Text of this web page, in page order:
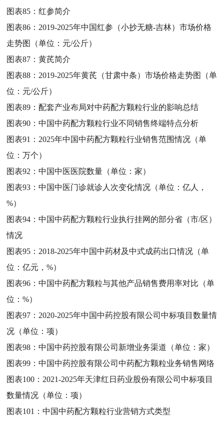
图表85：红参简介
图表86： 2019-2025年中国红参（小抄无糖-吉林）市场价格
走势图（单位：元/公斤）
图表87：黄芪简介
图表88： 2019-2025年黄芪（甘肃中条）市场价格走势图（单
位：元/公斤）
图表89：配套产业布局对中药配方颗粒行业的影响总结
图表90：中国中药配方颗粒行业不同销售终端特点分析
图表91： 2025年中国中药配方颗粒行业销售范围情况（单
位：万个）
图表92：中国中医医院数量（单位：家）
图表93：中国中医门诊就诊人次变化情况（单位：亿人，
%）
图表94：中国中药配方颗粒行业执行挂网的部分省（市/区）
情况
图表95： 2018-2025年中国中药材及中式成药出口情况（单
位：亿元，%）
图表96：中国中药配方颗粒与其他产品销售费用率对比（单
位：%）
图表97： 2020-2025年中国中药控股有限公司中标项目数量情
况（单位：项）
图表98：中国中药控股有限公司新增业务渠道（单位：家）
图表99：中国中药控股有限公司中药配方颗粒业务销售网络
图表100： 2021-2025年天津红日药业股份有限公司中标项目
数量情况（单位：项）
图表101：中国中药配方颗粒行业营销方式类型